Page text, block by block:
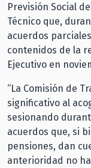
Previsión Social
Técnico que,
acuerdos
contenidos de la
Ejecutivo en
“La Comisión de
significativo al
sesionando
acuerdos que, si
pensiones, dan
anterioridad no